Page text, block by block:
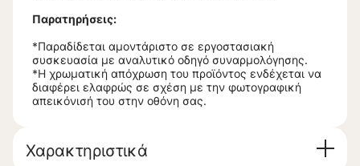
Παρατηρήσεις:
*Παραδίδεται αμοντάριστο σε εργοστασιακή
συσκευασία με αναλυτικό οδηγό συναρμολόγησης.
*Η χρωματική απόχρωση του προϊόντος ενδέχεται να
διαφέρει ελαφρώς σε σχέση με την φωτογραφική
απεικόνισή του στην οθόνη σας.
Χαρακτηριστικά